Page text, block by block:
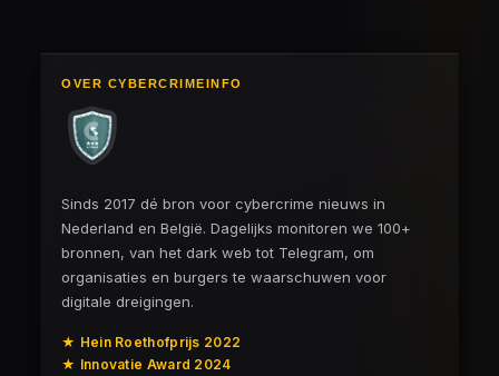
OVER CYBERCRIMEINFO
Sinds 2017 dé bron voor cybercrime nieuws in
Nederland en België. Dagelijks monitoren we 100+
bronnen, van het dark web tot Telegram, om
organisaties en burgers te waarschuwen voor
digitale dreigingen.
★ Hein Roethofprijs 2022
★ Innovatie Award 2024